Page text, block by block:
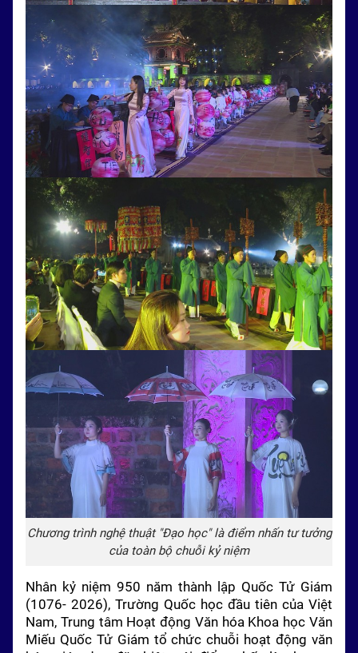
Chương trình nghệ thuật "Đạo học" là điểm nhấn tư tưởng
của toàn bộ chuỗi kỷ niệm
Nhân kỷ niệm 950 năm thành lập Quốc Tử Giám
(1076- 2026), Trường Quốc học đầu tiên của Việt
Nam, Trung tâm Hoạt động Văn hóa Khoa học Văn
Miếu Quốc Tử Giám tổ chức chuỗi hoạt động văn